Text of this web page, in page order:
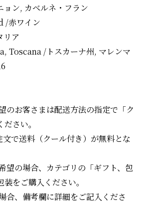
ョン, カベルネ・フラン
/赤ワイン
ア
Toscana /トスカーナ州, マレンマ
のお客さまは配送方法の指定で「ク
さい。
文で送料（クール付き）が無料とな
望の場合、カテゴリの「ギフト、包
をご購入ください。
合、備考欄に詳細をご記入くださ